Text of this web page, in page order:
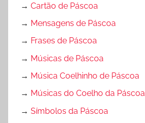
→ Cartão de Páscoa
→ Mensagens de Páscoa
→ Frases de Páscoa
→ Músicas de Páscoa
→ Música Coelhinho de Páscoa
→ Músicas do Coelho da Páscoa
→ Símbolos da Páscoa